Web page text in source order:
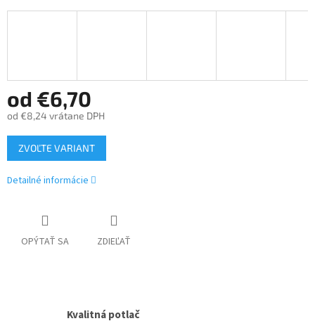
od €6,70
od €8,24 vrátane DPH
Jednotková
cena:
ZVOĽTE VARIANT
Detailné informácie
OPÝTAŤ SA ZDIEĽAŤ
Kvalitná potlač